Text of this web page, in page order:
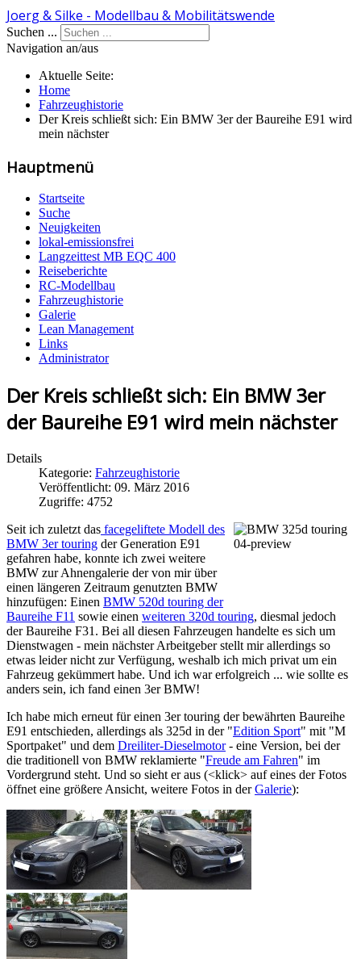
Joerg & Silke - Modellbau & Mobilitätswende
Suchen ...
Navigation an/aus
Aktuelle Seite:
Home
Fahrzeughistorie
Der Kreis schließt sich: Ein BMW 3er der Baureihe E91 wird
mein nächster
Hauptmenü
Startseite
Suche
Neuigkeiten
lokal-emissionsfrei
Langzeittest MB EQC 400
Reiseberichte
RC-Modellbau
Fahrzeughistorie
Galerie
Lean Management
Links
Administrator
Der Kreis schließt sich: Ein BMW 3er
der Baureihe E91 wird mein nächster
Details
Kategorie: Fahrzeughistorie
Veröffentlicht: 09. März 2016
Zugriffe: 4752
Seit ich zuletzt das facegeliftete Modell des
BMW 3er touring der Generation E91
gefahren habe, konnte ich zwei weitere
BMW zur Ahnengalerie der von mir über
einen längeren Zeitraum genutzten BMW
hinzufügen: Einen BMW 520d touring der
Baureihe F11 sowie einen weiteren 320d touring, diesmal jedoch
der Baureihe F31. Bei all diesen Fahrzeugen handelte es sich um
Dienstwagen - mein nächster Arbeitgeber stellt mir allerdings so
etwas leider nicht zur Verfügung, weshalb ich mich privat um ein
Fahrzeug gekümmert habe. Und ich war erfolgreich ... wie sollte es
anders sein, ich fand einen 3er BMW!
Ich habe mich erneut für einen 3er touring der bewährten Baureihe
E91 entschieden, allerdings als 325d in der "Edition Sport" mit "M
Sportpaket" und dem Dreiliter-Dieselmotor- eine Version, bei der
die traditionell von BMW reklamierte "Freude am Fahren" im
Vordergrund steht. Und so sieht er aus (<klick> auf eines der Fotos
öffnet eine größere Ansicht, weitere Fotos in derGalerie):